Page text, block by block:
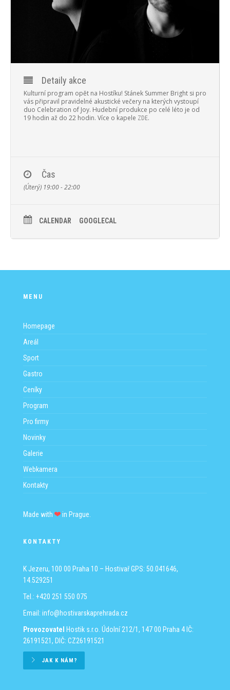
KONTAKTY
Detaily akce
Kulturní program opět na Hostíku! Stánek Summer Bright si pro
vás připravil pravidelné akustické večery na kterých vystoupí
duo Celebration of Joy. Hudební produkce po celé léto je od
19 hodin až do 22 hodin. Více o kapele ZDE.
Čas
(Úterý) 19:00 - 22:00
CALENDAR GOOGLECAL
MENU
Homepage
Areál
Sport
Gastro
Ceníky
Program
Pro firmy
Novinky
Galerie
Webkamera
Kontakty
Made with in Prague.
KONTAKTY
K Jezeru, 100 00 Praha 10 – HostivařGPS: 50.041646,
14.529251
Tel.: +420 251 550 075
Email: info@hostivarskaprehrada.cz
Provozovatel
Hostik s.r.o. Údolní 212/1, 147 00 Praha 4 IČ:
26191521, DIČ: CZ26191521
JAK K NÁM?